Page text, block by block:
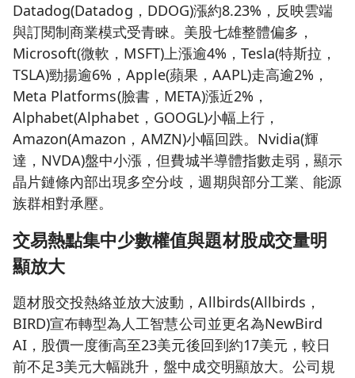
Datadog(Datadog，DDOG)漲約8.23%，反映雲端
與訂閱制商業模式受青睞。美股七雄整體偏多，
Microsoft(微軟，MSFT)上漲逾4%，Tesla(特斯拉，
TSLA)勁揚逾6%，Apple(蘋果，AAPL)走高逾2%，
Meta Platforms(臉書，META)漲近2%，
Alphabet(Alphabet，GOOGL)小幅上行，
Amazon(Amazon，AMZN)小幅回跌。Nvidia(輝
達，NVDA)盤中小漲，但費城半導體指數走弱，顯示
晶片鏈條內部出現多空分歧，週期與部分工業、能源
族群相對承壓。
交易熱點集中少數權值與題材股成交量明
顯放大
題材股交投熱絡並放大波動，Allbirds(Allbirds，
BIRD)宣布轉型為人工智慧公司並更名為NewBird
AI，股價一度衝高至23美元後回到約17美元，較日
前不足3美元大幅跳升，盤中成交明顯放大。公司規